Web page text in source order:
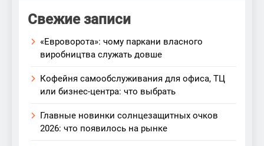
Свежие записи
«Евроворота»: чому паркани власного
виробництва служать довше
Кофейня самообслуживания для офиса, ТЦ
или бизнес-центра: что выбрать
Главные новинки солнцезащитных очков
2026: что появилось на рынке